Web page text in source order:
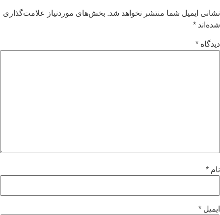
ایمیل شما منتشر نخواهد شد. بخش‌های موردنیاز علامت‌گذاری
*
*
*
*